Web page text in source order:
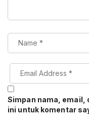
Simpan nama, email,
ini untuk komentar